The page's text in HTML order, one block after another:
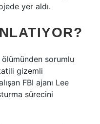
yer aldı.
sorumlu
gizemli
FBI ajanı Lee
sürecini